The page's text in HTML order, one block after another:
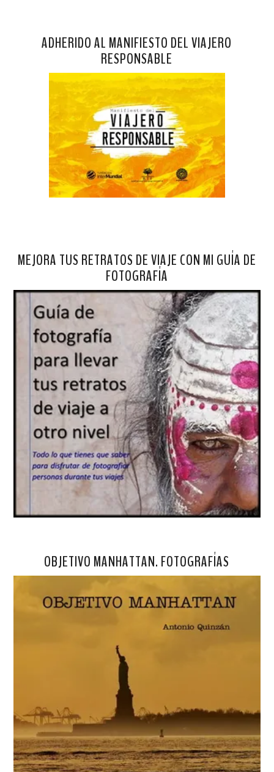
ADHERIDO AL MANIFIESTO DEL VIAJERO
RESPONSABLE
MEJORA TUS RETRATOS DE VIAJE CON MI GUÍA DE
FOTOGRAFÍA
OBJETIVO MANHATTAN. FOTOGRAFÍAS